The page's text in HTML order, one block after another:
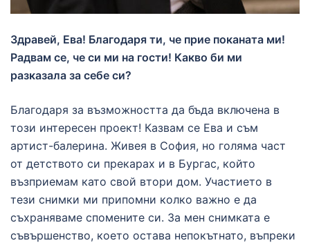
Здравей, Ева! Благодаря ти, че прие поканата ми!
Радвам се, че си ми на гости! Какво би ми
разказала за себе си?
Благодаря за възможността да бъда включена в
този интересен проект! Казвам се Ева и съм
артист-балерина. Живея в София, но голяма част
от детството си прекарах и в Бургас, който
възприемам като свой втори дом. Участието в
тези снимки ми припомни колко важно е да
съхраняваме спомените си. За мен снимката е
съвършенство, което остава непокътнато, въпреки